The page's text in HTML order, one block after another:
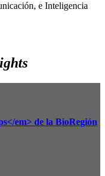
e Inteligencia
em> de la BioRegión